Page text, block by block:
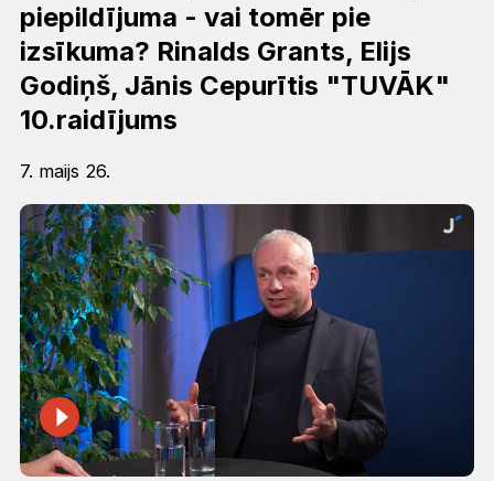
piepildījuma - vai tomēr pie
izsīkuma? Rinalds Grants, Elijs
Godiņš, Jānis Cepurītis "TUVĀK"
10.raidījums
7. maijs 26.